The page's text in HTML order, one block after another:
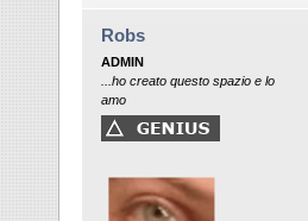
Robs
ADMIN
...ho creato questo spazio e lo
amo